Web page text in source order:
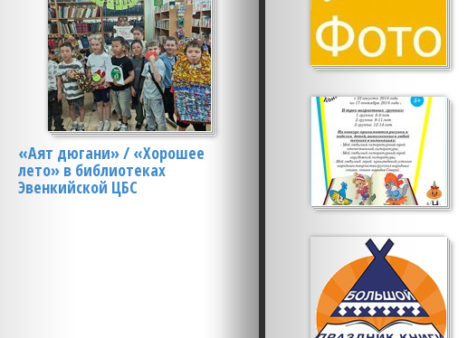
«Аят дюгани» / «Хорошее
лето» в библиотеках
Эвенкийской ЦБС